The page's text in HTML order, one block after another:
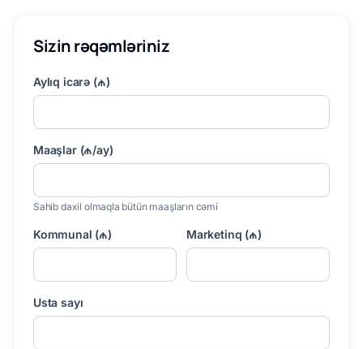
Sizin rəqəmləriniz
Aylıq icarə (₼)
Maaşlar (₼/ay)
Sahib daxil olmaqla bütün maaşların cəmi
Kommunal (₼) Marketinq (₼)
Usta sayı